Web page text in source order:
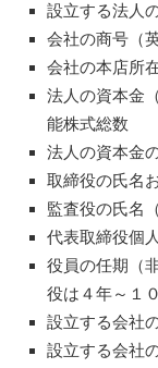
設立する法人
会社の商号（
会社の本店所
法人の資本金
能株式総数
法人の資本金
取締役の氏名
監査役の氏名
代表取締役個
役員の任期（
役は４年～１
設立する会社
設立する会社